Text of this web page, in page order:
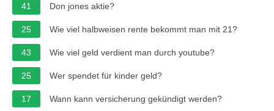
41 Don jones aktie?
25 Wie viel halbweisen rente bekommt man mit 21?
43 Wie viel geld verdient man durch youtube?
25 Wer spendet für kinder geld?
17 Wann kann versicherung gekündigt werden?